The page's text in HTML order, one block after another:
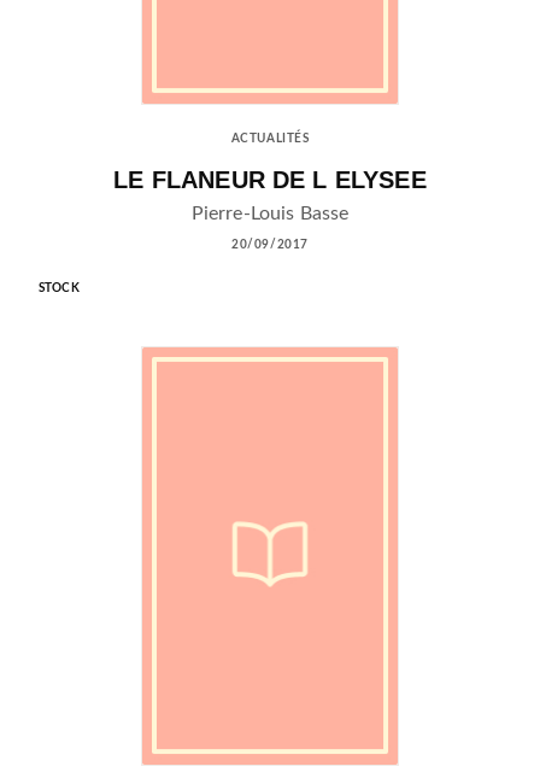
ACTUALITÉS
LE FLANEUR DE L ELYSEE
Pierre-Louis Basse
20/09/2017
STOCK